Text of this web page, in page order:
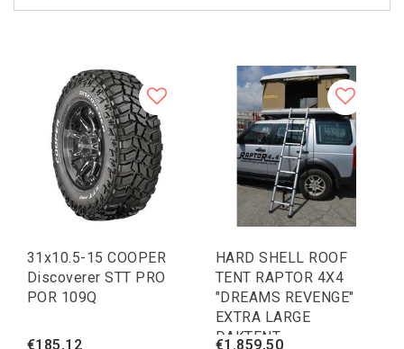
31x10.5-15 COOPER
Discoverer STT PRO
POR 109Q
€185,12
HARD SHELL ROOF
TENT RAPTOR 4X4
"DREAMS REVENGE"
EXTRA LARGE
DAKTENT
€1.859,50